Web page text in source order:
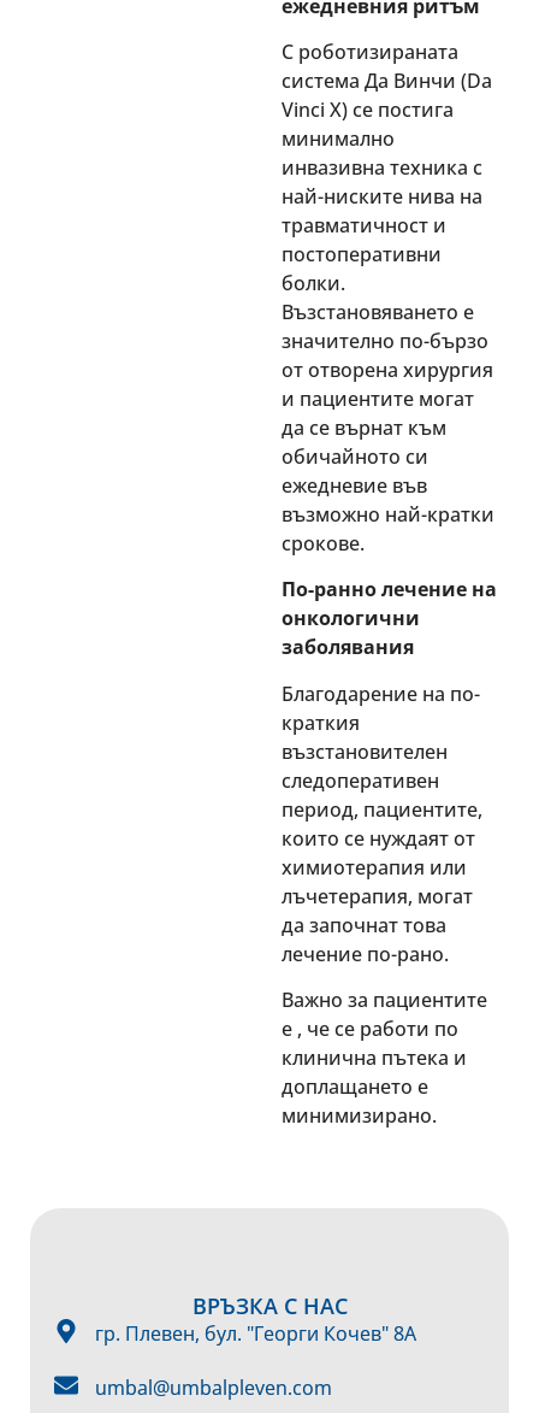
ежедневния ритъм
С роботизираната
система Да Винчи (Da
Vinci X) се постига
минимално
инвазивна техника с
най-ниските нива на
травматичност и
постоперативни
болки.
Възстановяването е
значително по-бързо
от отворена хирургия
и пациентите могат
да се върнат към
обичайното си
ежедневие във
възможно най-кратки
срокове.
По-ранно лечение на
онкологични
заболявания
Благодарение на по-
краткия
възстановителен
следоперативен
период, пациентите,
които се нуждаят от
химиотерапия или
лъчетерапия, могат
да започнат това
лечение по-рано.
Важно за пациентите
е , че се работи по
клинична пътека и
доплащането е
минимизирано.
ВРЪЗКА С НАС
гр. Плевен, бул. "Георги Кочев" 8А
umbal@umbalpleven.com